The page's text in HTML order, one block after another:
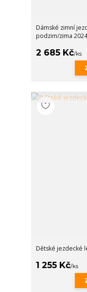
Dámské zimní
podzim/zima
2 685 Kč/ks
Dětské jezdecké
1 255 Kč/ks